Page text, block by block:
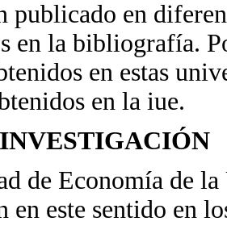
publicado en
en la bibliografía.
en estas
en la iue.
de Economía de
en este sentido en